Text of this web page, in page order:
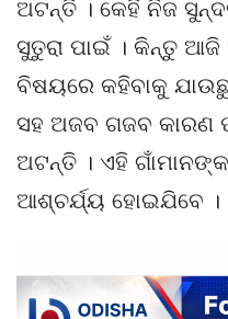
ଅଟନ୍ତି । କେହି ନିଜ
ସୁତୁରା ପାଇଁ । କିନ୍ତୁ
ବିଷୟରେ କହିବାକୁ
ସହ ଅଜବ ଗଜବ କାରଣ
ଅଟନ୍ତି । ଏହି
ଆଶ୍ଚର୍ଯ୍ୟ ହୋଇଯିବେ ।